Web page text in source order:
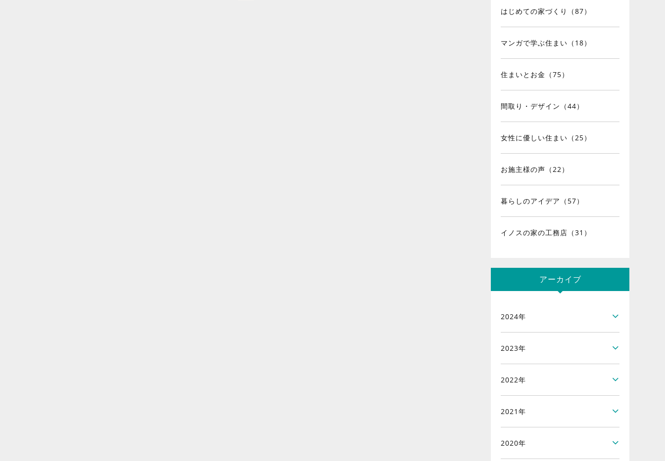
はじめての家づくり（87）
マンガで学ぶ住まい（18）
住まいとお金（75）
間取り・デザイン（44）
女性に優しい住まい（25）
お施主様の声（22）
暮らしのアイデア（57）
イノスの家の工務店（31）
アーカイブ
2024年
2023年
2022年
2021年
2020年